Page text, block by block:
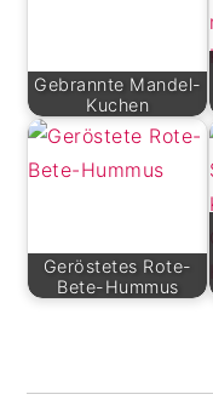
Gebrannte Mandel-
Kuchen
Geröstetes Rote-
Bete-Hummus